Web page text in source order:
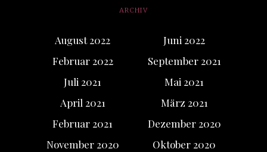
ARCHIV
August 2022
Juni 2022
Februar 2022
September 2021
Juli 2021
Mai 2021
April 2021
März 2021
Februar 2021
Dezember 2020
November 2020
Oktober 2020